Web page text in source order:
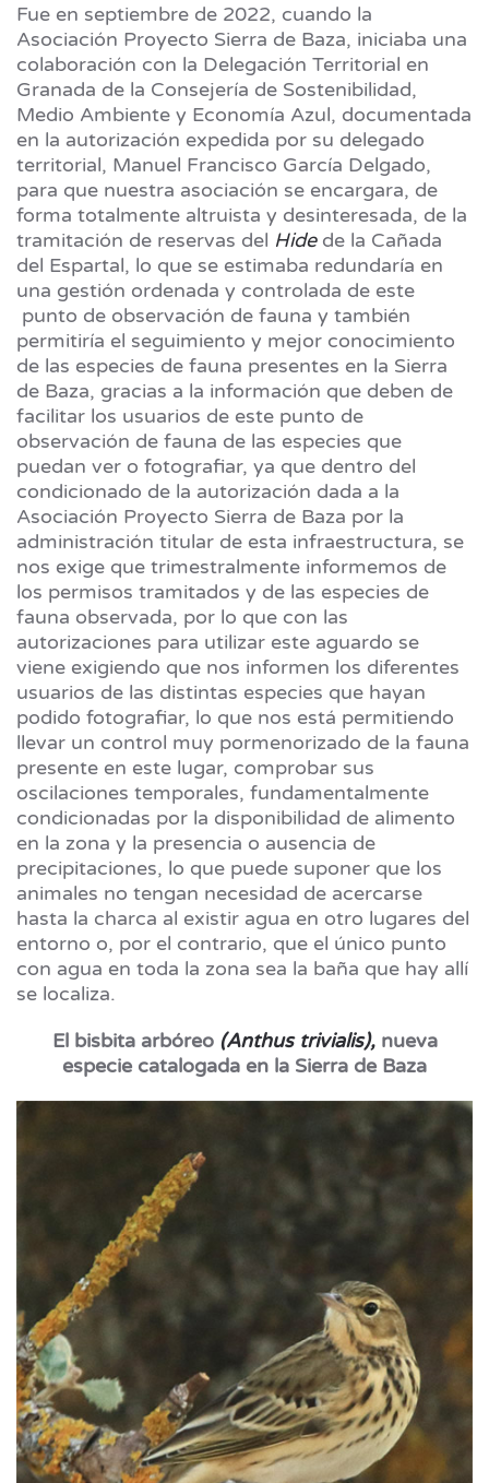
Fue en septiembre de 2022, cuando la
Asociación Proyecto Sierra de Baza, iniciaba una
colaboración con la Delegación Territorial en
Granada de la Consejería de Sostenibilidad,
Medio Ambiente y Economía Azul, documentada
en la autorización expedida por su delegado
territorial, Manuel Francisco García Delgado,
para que nuestra asociación se encargara, de
forma totalmente altruista y desinteresada, de la
tramitación de reservas del Hidede la Cañada
del Espartal, lo que se estimaba redundaría en
una gestión ordenada y controlada de este
punto de observación de fauna y también
permitiría el seguimiento y mejor conocimiento
de las especies de fauna presentes en la Sierra
de Baza, gracias a la información que deben de
facilitar los usuarios de este punto de
observación de fauna de las especies que
puedan ver o fotografiar, ya que dentro del
condicionado de la autorización dada a la
Asociación Proyecto Sierra de Baza por la
administración titular de esta infraestructura, se
nos exige que trimestralmente informemos de
los permisos tramitados y de las especies de
fauna observada, por lo que con las
autorizaciones para utilizar este aguardo se
viene exigiendo que nos informen los diferentes
usuarios de las distintas especies que hayan
podido fotografiar, lo que nos está permitiendo
llevar un control muy pormenorizado de la fauna
presente en este lugar, comprobar sus
oscilaciones temporales, fundamentalmente
condicionadas por la disponibilidad de alimento
en la zona y la presencia o ausencia de
precipitaciones, lo que puede suponer que los
animales no tengan necesidad de acercarse
hasta la charca al existir agua en otro lugares del
entorno o, por el contrario, que el único punto
con agua en toda la zona sea la baña que hay allí
se localiza.
El bisbita arbóreo (Anthus trivialis),nueva
especie catalogada en la Sierra de Baza